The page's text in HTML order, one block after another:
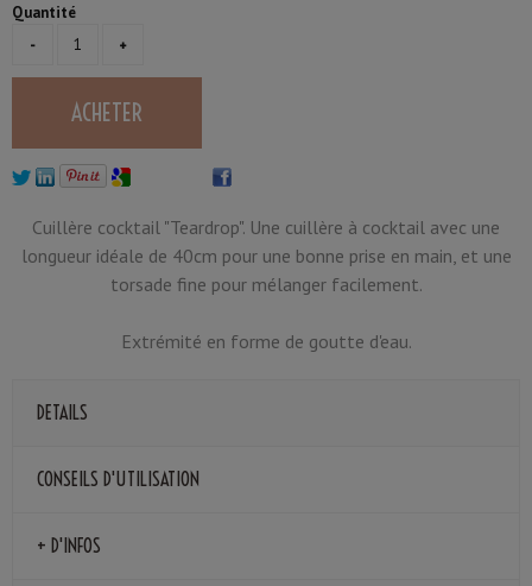
Quantité
Cuillère cocktail "Teardrop". Une cuillère à cocktail avec une
longueur idéale de 40cm pour une bonne prise en main, et une
torsade fine pour mélanger facilement.
Extrémité en forme de goutte d'eau.
DETAILS
CONSEILS D'UTILISATION
+ D'INFOS